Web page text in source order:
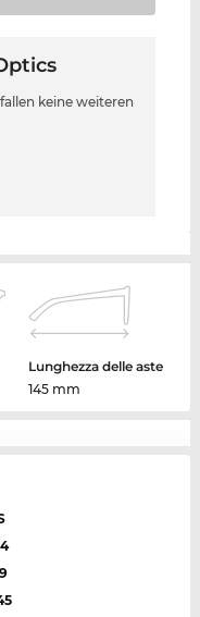
keine weiteren
Lunghezza delle aste
145 mm